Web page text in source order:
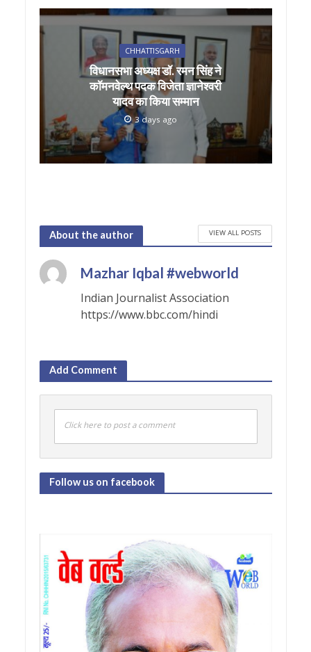
CHHATTISGARH
विधानसभा अध्यक्ष डॉ. रमन सिंह ने
कॉमनवेल्थ पदक विजेता ज्ञानेश्वरी
यादव का किया सम्मान
3 days ago
About the author VIEW ALL POSTS
Mazhar Iqbal #webworld
Indian Journalist Association
https://www.bbc.com/hindi
Add Comment
Click here to post a comment
Follow us on facebook